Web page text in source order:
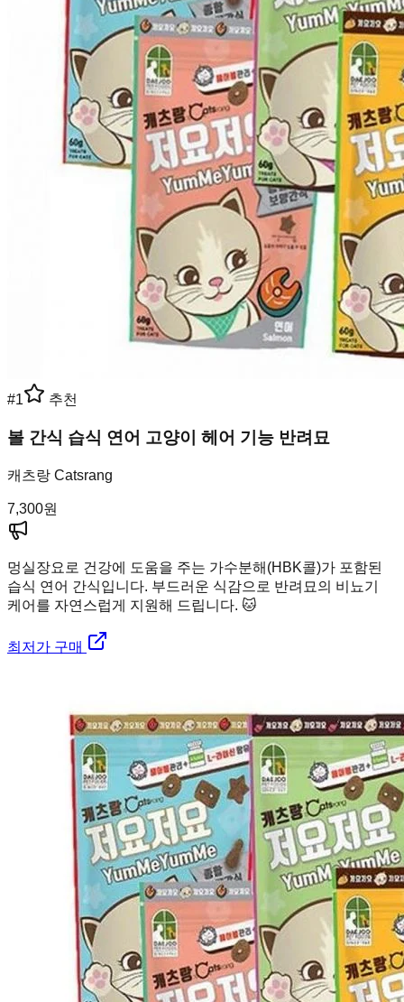
#1 추천
볼 간식 습식 연어 고양이 헤어 기능 반려묘
캐츠랑 Catsrang
7,300원
멍실장요로 건강에 도움을 주는 가수분해(HBK콜)가 포함된
습식 연어 간식입니다. 부드러운 식감으로 반려묘의 비뇨기
케어를 자연스럽게 지원해 드립니다. 🐱
최저가 구매